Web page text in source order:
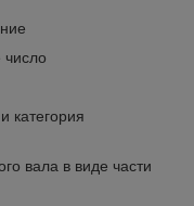
категория
вала в виде части